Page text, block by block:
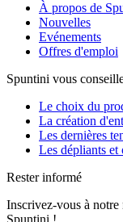
À propos de
Nouvelles
Evénements
Offres d'emploi
Spuntini vous
Le choix du
La création
Les dernières
Les dépliants et
Rester informé
Inscrivez-vous à notre